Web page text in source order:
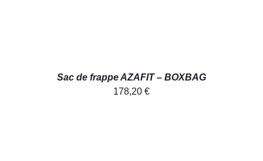
Sac de frappe AZAFIT – BOXBAG
178,20 €